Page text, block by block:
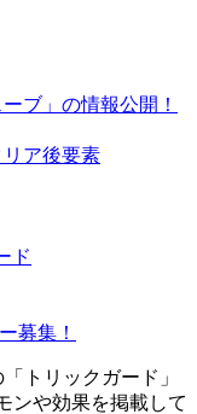
ブ」の情報公開！
リア後要素
ド
募集！
トリックガード」
ンや効果を掲載して